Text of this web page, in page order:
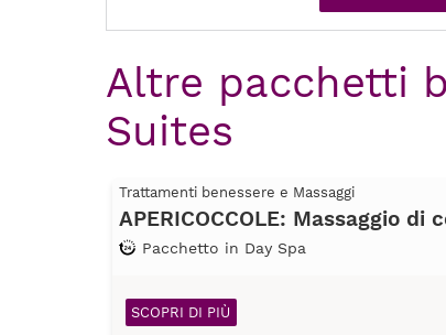
Altre pacchetti
Suites
Trattamenti benessere e Massaggi
APERICOCCOLE: Massaggio
Pacchetto in Day Spa
SCOPRI DI PIÙ